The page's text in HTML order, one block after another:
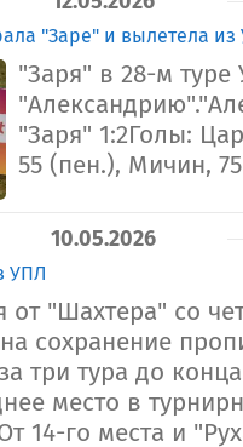
"Заре" и вылетела
"Заря" в 28-м
"Заря" 1:2Голы:
55 (пен.), Мичин, 75
10.05.2026
УПЛ
от "Шахтера" со
сохранение
три тура до
место в
14-го места и